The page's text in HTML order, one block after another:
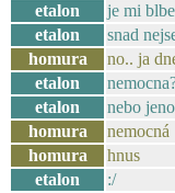
etalon
je mi
etalon
snad
homura
no.. ja
etalon
etalon
nebo
homura
nemocná
homura
hnus
etalon
:/